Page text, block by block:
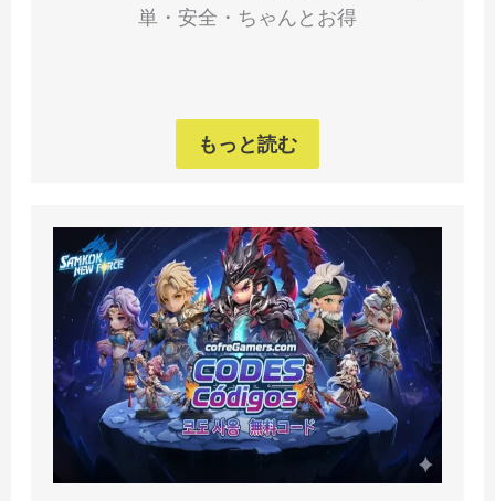
単・安全・ちゃんとお得
もっと読む